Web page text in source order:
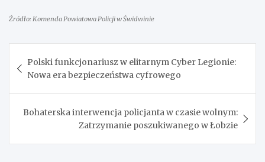
Źródło: Komenda Powiatowa Policji w Świdwinie
wpisu
Polski funkcjonariusz w elitarnym Cyber Legionie:
Nowa era bezpieczeństwa cyfrowego
Bohaterska interwencja policjanta w czasie wolnym:
Zatrzymanie poszukiwanego w Łobzie